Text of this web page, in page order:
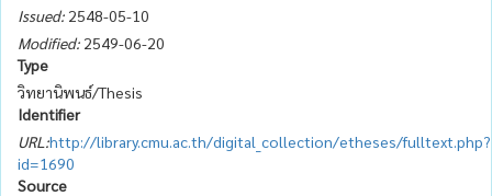
Issued: 2548-05-10
Modified: 2549-06-20
Type
วิทยานิพนธ์/Thesis
Identifier
URL:http://library.cmu.ac.th/digital_collection/etheses/fulltext.php?
id=1690
Source